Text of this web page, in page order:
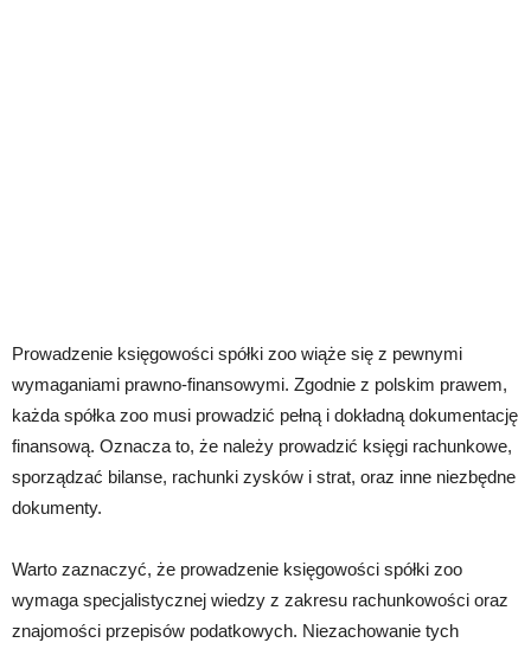
Prowadzenie księgowości spółki zoo wiąże się z pewnymi
wymaganiami prawno-finansowymi. Zgodnie z polskim prawem,
każda spółka zoo musi prowadzić pełną i dokładną dokumentację
finansową. Oznacza to, że należy prowadzić księgi rachunkowe,
sporządzać bilanse, rachunki zysków i strat, oraz inne niezbędne
dokumenty.
Warto zaznaczyć, że prowadzenie księgowości spółki zoo
wymaga specjalistycznej wiedzy z zakresu rachunkowości oraz
znajomości przepisów podatkowych. Niezachowanie tych